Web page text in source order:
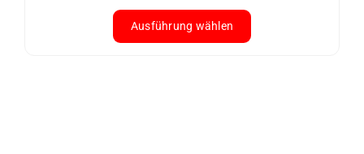
werden
Ausführung wählen